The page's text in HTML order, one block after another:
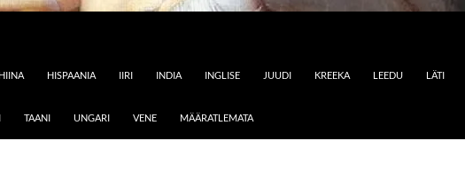
HIINA HISPAANIA IIRI INDIA INGLISE JUUDI KREEKA LEEDU LÄTI
TAANI UNGARI VENE MÄÄRATLEMATA